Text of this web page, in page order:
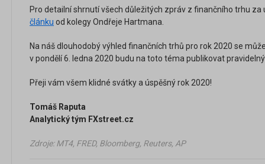
Pro detailní shrnutí všech důležitých zpráv z finančního trhu za
článku od kolegy Ondřeje Hartmana.
Na náš dlouhodobý výhled finančních trhů pro rok 2020 se
v pondělí 6. ledna 2020 budu na toto téma publikovat
Přeji vám všem klidné svátky a úspěšný rok 2020!
Tomáš Raputa
Analytický tým FXstreet.cz
Zdroje: MT4, FRED, Bloomberg, Reuters, AP